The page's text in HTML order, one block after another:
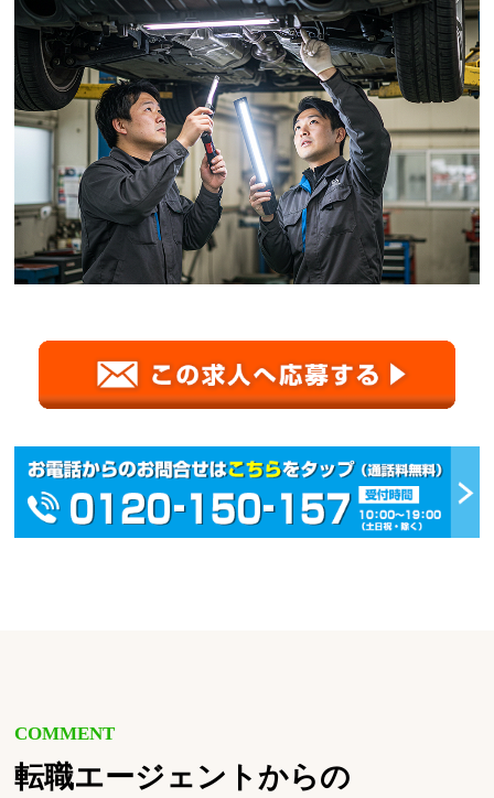
COMMENT
転職エージェントからの